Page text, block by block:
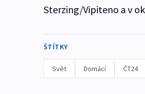
Sterzing/Vipiteno a v
ŠTÍTKY
Svět Domácí ČT24